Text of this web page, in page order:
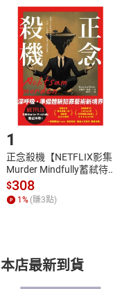
且已下載/存取電
退貨方式：您欲
貨」，本店鋪將
請注意，樂天市
挑選商品
Choose
購書後，如
Step1.選
1
正念殺機【NETFLIX影集
Murder Mindfully蓄弒待
發】【電子書】
$308
1 % (賺3點)
本店最新到貨